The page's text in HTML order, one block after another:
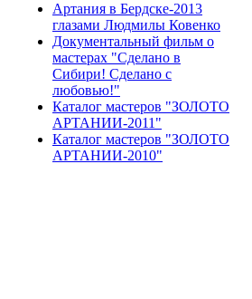
Артания в Бердске-2013
глазами Людмилы Ковенко
Документальный фильм о
мастерах "Сделано в
Сибири! Сделано с
любовью!"
Каталог мастеров "ЗОЛОТО
АРТАНИИ-2011"
Каталог мастеров "ЗОЛОТО
АРТАНИИ-2010"